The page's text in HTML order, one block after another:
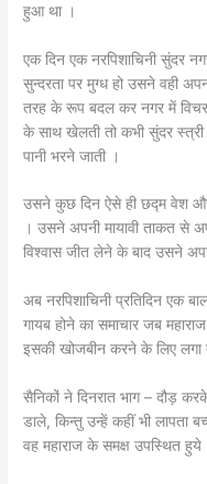
हुआ था ।
एक दिन एक नरपिशाचिनी सुंदर
सुन्दरता पर मुग्ध हो उसने वही
तरह के रूप बदल कर नगर में
के साथ खेलती तो कभी सुंदर
पानी भरने जाती ।
उसने कुछ दिन ऐसे ही छद्म वेश
। उसने अपनी मायावी ताकत से
विश्वास जीत लेने के बाद उसने
अब नरपिशाचिनी प्रतिदिन एक
गायब होने का समाचार जब
इसकी खोजबीन करने के लिए लगा
सैनिकों ने दिनरात भाग – दौड़
डाले, किन्तु उन्हें कहीं भी लापता
वह महाराज के समक्ष उपस्थित हुये